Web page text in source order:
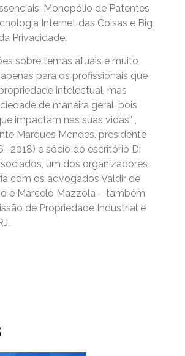
Monopólio de Patentes
Internet das Coisas e Big
Privacidade.
sobre temas atuais e muito
para os profissionais que
intelectual, mas
de maneira geral, pois
impactam nas suas vidas” ,
Marques Mendes, presidente
-2018) e sócio do escritório Di
um dos organizadores
com os advogados Valdir de
e Marcelo Mazzola – também
de Propriedade Industrial e